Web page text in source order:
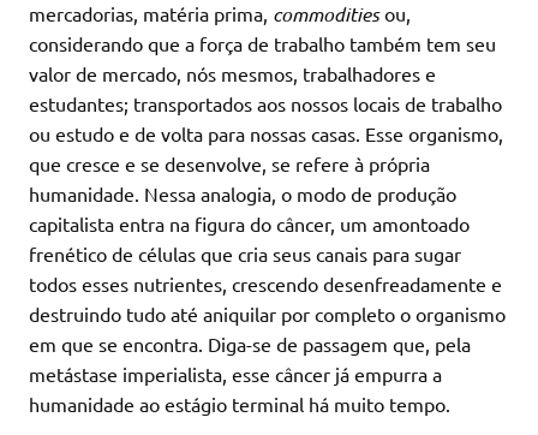
mercadorias, matéria prima, commoditiesou,
considerando que a força de trabalho também tem seu
valor de mercado, nós mesmos, trabalhadores e
estudantes; transportados aos nossos locais de trabalho
ou estudo e de volta para nossas casas. Esse organismo,
que cresce e se desenvolve, se refere à própria
humanidade. Nessa analogia, o modo de produção
capitalista entra na figura do câncer, um amontoado
frenético de células que cria seus canais para sugar
todos esses nutrientes, crescendo desenfreadamente e
destruindo tudo até aniquilar por completo o organismo
em que se encontra. Diga-se de passagem que, pela
metástase imperialista, esse câncer já empurra a
humanidade ao estágio terminal há muito tempo.